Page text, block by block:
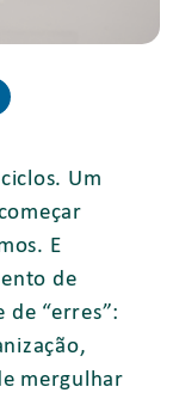
Um
E
de
“erres”:
mergulhar